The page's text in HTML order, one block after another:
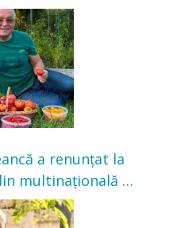
„Niciun magazin
oferi această
a renunțat la
multinațională și
la țară. Acum
în grădina